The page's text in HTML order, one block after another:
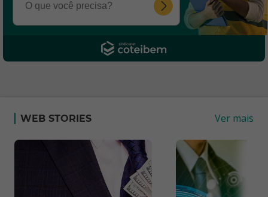
WEB STORIES Ver mais